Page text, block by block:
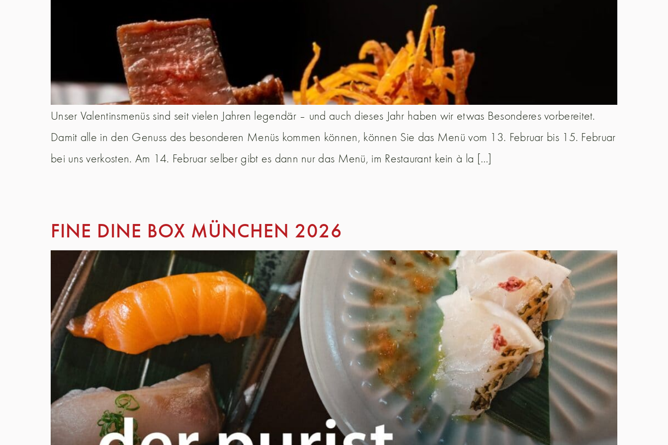
Unser Valentinsmenüs sind seit vielen Jahren legendär – und auch dieses Jahr haben wir etwas Besonderes vorbereitet.
Damit alle in den Genuss des besonderen Menüs kommen können, können Sie das Menü vom 13. Februar bis 15. Februar
bei uns verkosten. Am 14. Februar selber gibt es dann nur das Menü, im Restaurant kein à la […]
FINE DINE BOX MÜNCHEN 2026